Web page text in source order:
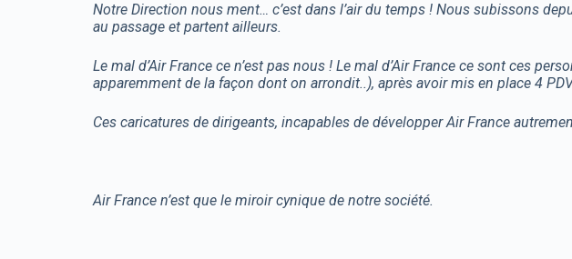
Notre Direction nous ment… c’est dans l’air du temps ! Nous subissons
au passage et partent ailleurs.
Le mal d’Air France ce n’est pas nous ! Le mal d’Air France ce sont ces
apparemment de la façon dont on arrondit..), après avoir mis en place 4
Ces caricatures de dirigeants, incapables de développer Air France
Air France n’est que le miroir cynique de notre société.